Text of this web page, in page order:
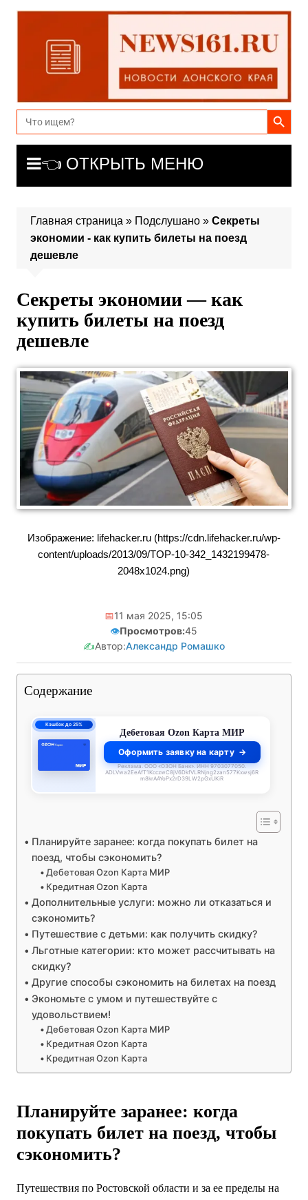
Перейти
содержимому
Search
for:
Search Button
👈 ОТКРЫТЬ МЕНЮ
Главная страница » Подслушано» Секреты
экономии - как купить билеты на поезд
дешевле
Секреты экономии — как
купить билеты на поезд
дешевле
Изображение: lifehacker.ru (https://cdn.lifehacker.ru/wp-
content/uploads/2013/09/TOP-10-342_1432199478-
2048x1024.png)
📅11 мая 2025, 15:05
👁️Просмотров:45
✍️Автор:Александр Ромашко
Содержание
Кэшбэк до 25%
Дебетовая Ozon Карта МИР
Оформить заявку на карту
Реклама. ООО «ОЗОН Банк». ИНН 9703077050.
ADLVwa2EeAfT1KcczwC8jV6DkfVLRNjng2zan577Kxwsj6R
m8krAAYoPx2rD39LW2pGxUKiR
Планируйте заранее: когда покупать билет на
поезд, чтобы сэкономить?
Дебетовая Ozon Карта МИР
Кредитная Ozon Карта
Дополнительные услуги: можно ли отказаться и
сэкономить?
Путешествие с детьми: как получить скидку?
Льготные категории: кто может рассчитывать на
скидку?
Другие способы сэкономить на билетах на поезд
Экономьте с умом и путешествуйте с
удовольствием!
Дебетовая Ozon Карта МИР
Кредитная Ozon Карта
Кредитная Ozon Карта
Планируйте заранее: когда
покупать билет на поезд, чтобы
сэкономить?
Путешествия по Ростовской области и за ее пределы на